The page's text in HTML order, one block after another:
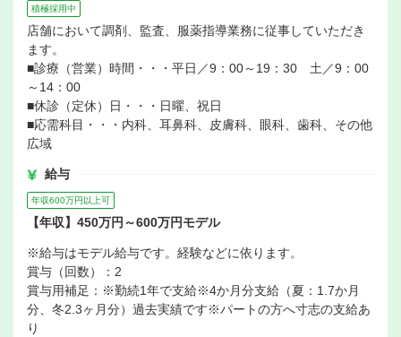
積極採用中
店舗において調剤、監査、服薬指導業務に従事していただき
ます。
■診療（営業）時間・・・平日／9：00～19：30 土／9：00
～14：00
■休診（定休）日・・・日曜、祝日
■応需科目・・・内科、耳鼻科、皮膚科、眼科、歯科、その他
広域
給与
年収600万円以上可
【年収】450万円～600万円モデル
※給与はモデル給与です。経験などに依ります。
賞与（回数）：2
賞与用補足：※勤続1年で支給※4か月分支給（夏：1.7か月
分、冬2.3ヶ月分）過去実績です※パートの方へ寸志の支給あ
り